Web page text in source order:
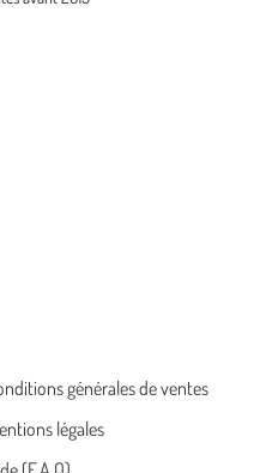
générales de ventes
légales